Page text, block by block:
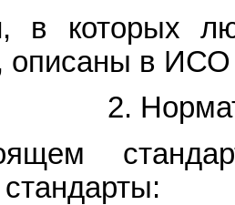
в которых
описаны в
2.